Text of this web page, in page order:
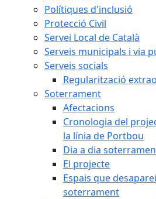
Polítiques d'inclusió
Protecció Civil
Servei Local de Català
Serveis municipals i via
Serveis socials
Regularització
Soterrament
Afectacions
Cronologia del
la línia de Portbou
Dia a dia
El projecte
Espais que
soterrament